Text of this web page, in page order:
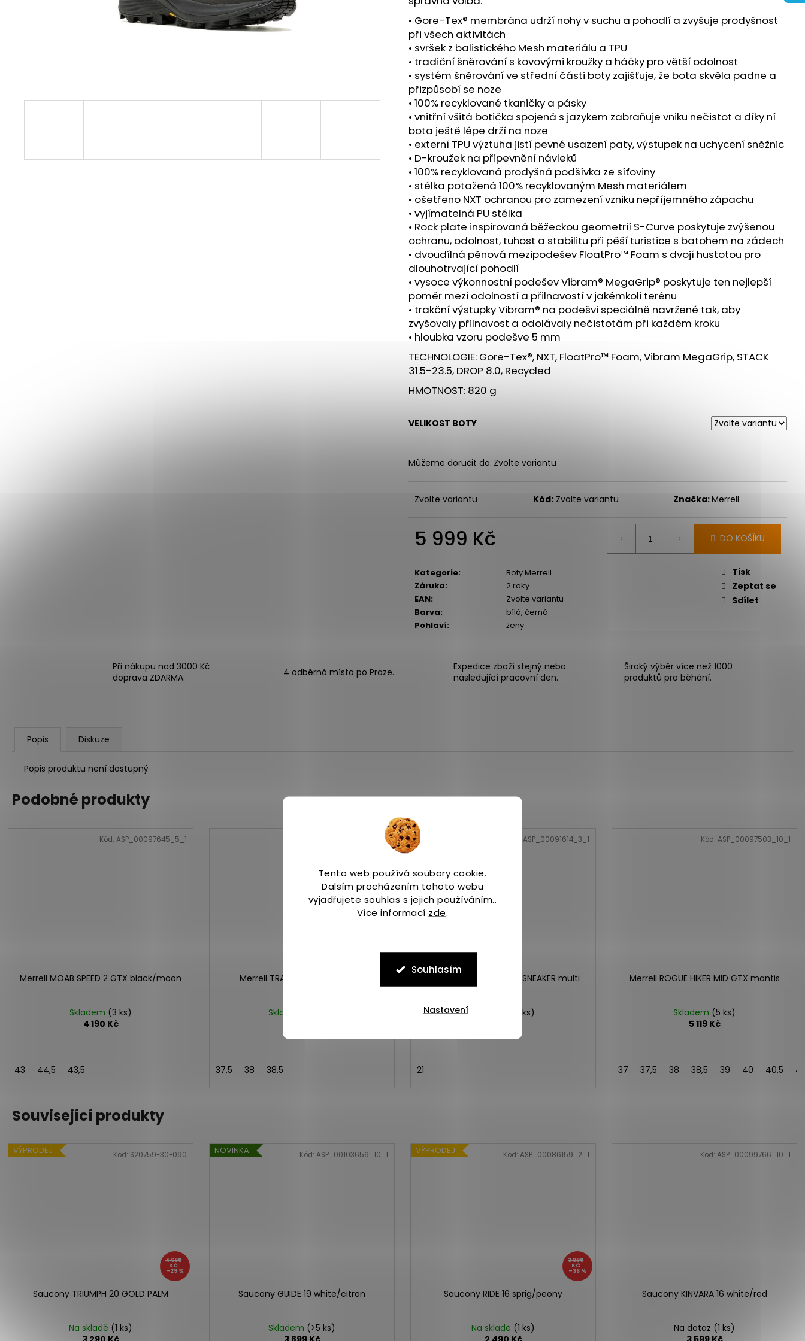
Tento web používá soubory cookie.
Dalším procházením tohoto webu
vyjadřujete souhlas s jejich používáním..
Více informací zde.
Souhlasím
Nastavení
• Gore-Tex® membrána udrží nohy v suchu a pohodlí a zvyšuje prodyšnost
při všech aktivitách
• svršek z balistického Mesh materiálu a TPU
• tradiční šněrování s kovovými kroužky a háčky pro větší odolnost
• systém šněrování ve střední části boty zajišťuje, že bota skvěla padne a
přizpůsobí se noze
• 100% recyklované tkaničky a pásky
• vnitřní všitá botička spojená s jazykem zabraňuje vniku nečistot a díky ní
bota ještě lépe drží na noze
• externí TPU výztuha jistí pevné usazení paty, výstupek na uchycení sněžnic
• D-kroužek na připevnění návleků
• 100% recyklovaná prodyšná podšívka ze síťoviny
• stélka potažená 100% recyklovaným Mesh materiálem
• ošetřeno NXT ochranou pro zamezení vzniku nepříjemného zápachu
• vyjímatelná PU stélka
• Rock plate inspirovaná běžeckou geometrií S-Curve poskytuje zvýšenou
ochranu, odolnost, tuhost a stabilitu při pěší turistice s batohem na zádech
• dvoudílná pěnová mezipodešev FloatPro™ Foam s dvojí hustotou pro
dlouhotrvající pohodlí
• vysoce výkonnostní podešev Vibram® MegaGrip® poskytuje ten nejlepší
poměr mezi odolností a přilnavostí v jakémkoli terénu
• trakční výstupky Vibram® na podešvi speciálně navržené tak, aby
zvyšovaly přilnavost a odolávaly nečistotám při každém kroku
• hloubka vzoru podešve 5 mm
TECHNOLOGIE: Gore-Tex®, NXT, FloatPro™ Foam, Vibram MegaGrip, STACK
31.5-23.5, DROP 8.0, Recycled
HMOTNOST: 820 g
VELIKOST BOTY
Můžeme doručit do: Zvolte variantu
Zvolte variantu Kód: Zvolte variantu Značka:Merrell
5 999 Kč DO KOŠÍKU
Kategorie:
Boty Merrell
Záruka:
2 roky
EAN:
Zvolte variantu
Barva:
bílá, černá
Pohlaví: ženy
Tisk
Zeptat se
Sdílet
Při nákupu nad 3000 Kč
doprava ZDARMA.
4 odběrná místa po Praze.
Expedice zboží stejný nebo
následující pracovní den.
Široký výběr více než 1000
produktů pro běhání.
Popis Diskuze
Popis produktu není dostupný
Podobné produkty
Merrell MOAB SPEED 2 GTX black/moon
Skladem (3 ks)
4 190 Kč
43 44,5 43,5
Kód: ASP_00097645_5_1
Merrell TRAIL GLOVE 7 pink salt
Skladem
37,5 38 38,5
ASP_00097538_3_1 VÝPRODEJ
Merrell BARE STEPS A83 SNEAKER multi
(4 ks)
21
ASP_00091614_3_1
Merrell ROGUE HIKER MID GTX mantis
Skladem (5 ks)
5 119 Kč
37 37,5 38 38,5 39 40 40,5 41
Kód: ASP_00097503_10_1
Související produkty
VÝPRODEJ
4 699
KČ
–29 %
Saucony TRIUMPH 20 GOLD PALM
Na skladě (1 ks)
Kód: S20759-30-090 NOVINKA
Saucony GUIDE 19 white/citron
Skladem (>5 ks)
Kód: ASP_00103656_10_1 VÝPRODEJ
3 899
KČ
–36 %
Saucony RIDE 16 sprig/peony
Na skladě (1 ks)
Kód: ASP_00086159_2_1
Saucony KINVARA 16 white/red
Na dotaz (1 ks)
Kód: ASP_00099766_10_1
SAUCONY TRIUMPH 24
QUARTZ/EGGPLANT
MERRELL HYDRO MOC
BLACK/MOSSTONE
1 399 Kč
SAUCONY ENDORPHIN PRO 4
WHITE/MUTANT
4 190 Kč
Původně: